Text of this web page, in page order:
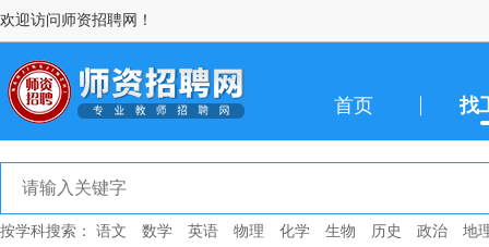
欢迎访问师资招聘网！
首页 找
按学科搜索： 语文 数学 英语 物理 化学 生物 历史 政治 地